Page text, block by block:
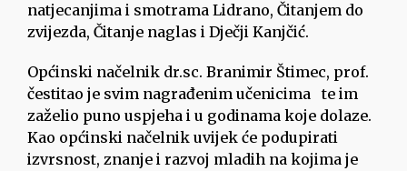
natjecanjima i smotrama Lidrano, Čitanjem do
zvijezda, Čitanje naglas i Dječji Kanjčić.
Općinski načelnik dr.sc. Branimir Štimec, prof.
čestitao je svim nagrađenim učenicima te im
zaželio puno uspjeha i u godinama koje dolaze.
Kao općinski načelnik uvijek će podupirati
izvrsnost, znanje i razvoj mladih na kojima je